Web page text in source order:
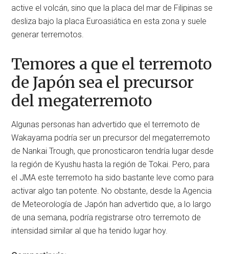
active el volcán, sino que la placa del mar de Filipinas se
desliza bajo la placa Euroasiática en esta zona y suele
generar terremotos.
Temores a que el terremoto
de Japón sea el precursor
del megaterremoto
Algunas personas han advertido que el terremoto de
Wakayama podría ser un precursor del megaterremoto
de Nankai Trough, que pronosticaron tendría lugar desde
la región de Kyushu hasta la región de Tokai. Pero, para
el JMA este terremoto ha sido bastante leve como para
activar algo tan potente. No obstante, desde la Agencia
de Meteorología de Japón han advertido que, a lo largo
de una semana, podría registrarse otro terremoto de
intensidad similar al que ha tenido lugar hoy.